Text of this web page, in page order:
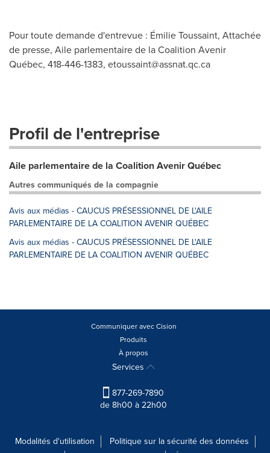
Pour toute demande d'entrevue : Émilie Toussaint, Attachée
de presse, Aile parlementaire de la Coalition Avenir
Québec, 418-446-1383, etoussaint@assnat.qc.ca
Profil de l'entreprise
Aile parlementaire de la Coalition Avenir Québec
Autres communiqués de la compagnie
Avis aux médias - CAUCUS PRÉSESSIONNEL DE L'AILE
PARLEMENTAIRE DE LA COALITION AVENIR QUÉBEC
Avis aux médias - CAUCUS PRÉSESSIONNEL DE L'AILE
PARLEMENTAIRE DE LA COALITION AVENIR QUÉBEC
Communiquer avec Cision
Produits
À propos
Services
877-269-7890
de 8h00 à 22h00
Modalités d'utilisation
Politique sur la sécurité des données